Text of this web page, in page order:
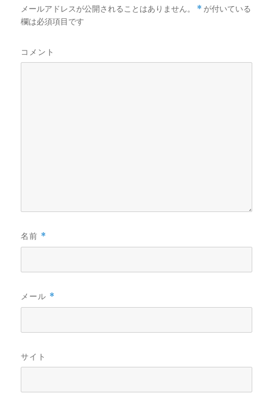
メールアドレスが公開されることはありません。 * が付いている
欄は必須項目です
コメント
名前 *
メール *
サイト